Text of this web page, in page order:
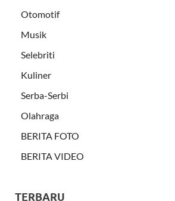
Otomotif
Musik
Selebriti
Kuliner
Serba-Serbi
Olahraga
BERITA FOTO
BERITA VIDEO
TERBARU